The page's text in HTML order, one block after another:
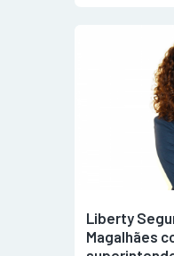
Liberty
Magalhães